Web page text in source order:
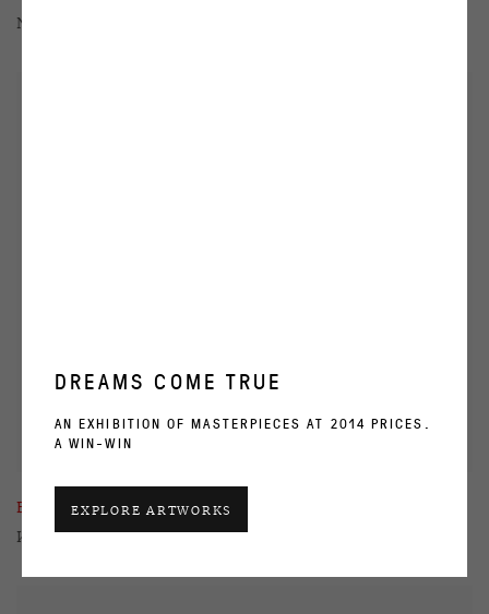
No Means No
Владимир Кожухарь | Vladimir Kozhukhar
Из серии "Be Seen"| From the "Be Seen" series
DREAMS COME TRUE
AN EXHIBITION OF MASTERPIECES AT 2014 PRICES.
A WIN-WIN
EXPLORE ARTWORKS